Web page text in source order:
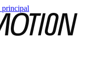
principal